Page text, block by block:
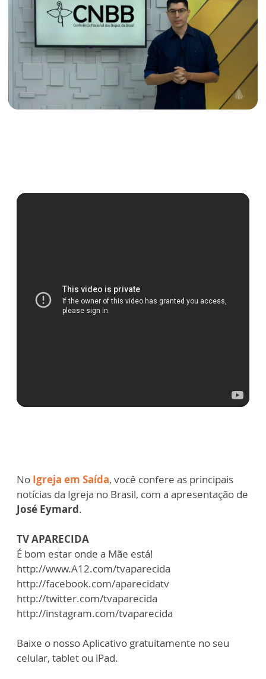
No Igreja em Saída, você confere as principais
notícias da Igreja no Brasil, com a apresentação de
José Eymard.
TV APARECIDA
É bom estar onde a Mãe está!
http://www.A12.com/tvaparecida​
http://facebook.com/aparecidatv​
http://twitter.com/tvaparecida​
http://instagram.com/tvaparecida​
Baixe o nosso Aplicativo gratuitamente no seu
celular, tablet ou iPad.